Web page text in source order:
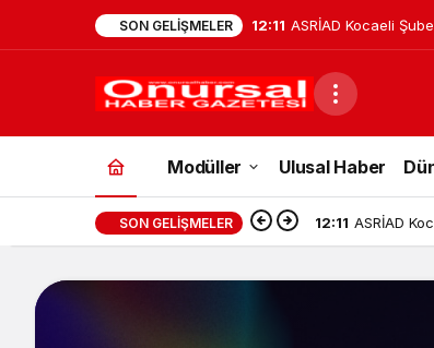
SON GELIŞMELER 12:11 ASRİAD Kocaeli
Projesi
Emlak
Modüller Ulusal Haber
SON GELIŞMELER 12:11 ASRİAD